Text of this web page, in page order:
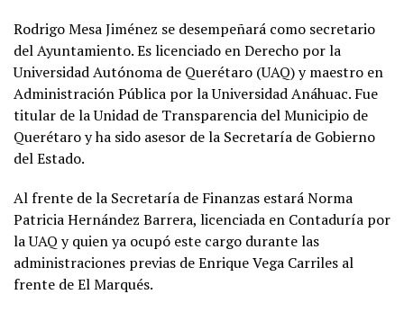
Rodrigo Mesa Jiménez se desempeñará como secretario
del Ayuntamiento. Es licenciado en Derecho por la
Universidad Autónoma de Querétaro (UAQ) y maestro en
Administración Pública por la Universidad Anáhuac. Fue
titular de la Unidad de Transparencia del Municipio de
Querétaro y ha sido asesor de la Secretaría de Gobierno
del Estado.
Al frente de la Secretaría de Finanzas estará Norma
Patricia Hernández Barrera, licenciada en Contaduría por
la UAQ y quien ya ocupó este cargo durante las
administraciones previas de Enrique Vega Carriles al
frente de El Marqués.